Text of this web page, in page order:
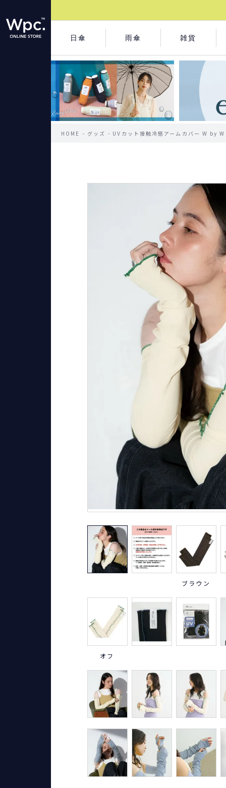
日傘 雨傘 雑貨
HOME グッズ UVカット接触冷感アームカバー W by
ブラウン
オフ